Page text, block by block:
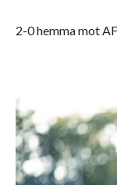
2-0 hemma mot